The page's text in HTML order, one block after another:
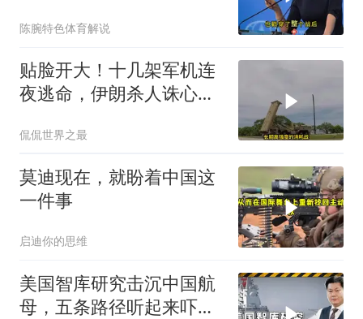
陈腕特色体育解说
贴脸开大！十几架军机连
夜逃命，伊朗杀人诛心，
侃侃世界之最
莫迪现在，就盼着中国这
一件事
启迪你的思维
美国智库研究击沉中国航
母，五条路径听起来吓